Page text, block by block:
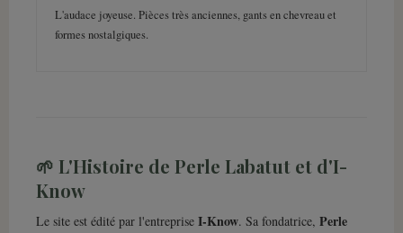
L'audace joyeuse. Pièces très anciennes, gants en chevreau et
formes nostalgiques.
🌱 L'Histoire de Perle Labatut et d'I-
Know
Le site est édité par l'entreprise I-Know. Sa fondatrice, Perle